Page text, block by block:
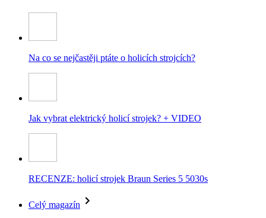
Na co se nejčastěji ptáte o holicích strojcích?
Jak vybrat elektrický holicí strojek? + VIDEO
RECENZE: holicí strojek Braun Series 5 5030s
Celý magazín